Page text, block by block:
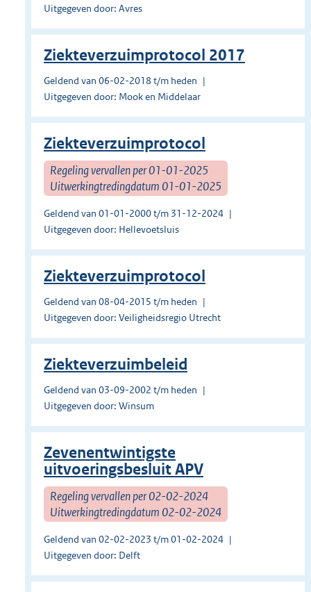
Uitgegeven door: Avres
Ziekteverzuimprotocol 2017
Geldend van 06-02-2018 t/m heden
Uitgegeven door: Mook en Middelaar
Ziekteverzuimprotocol
Regeling vervallen per 01-01-2025
Uitwerkingtredingdatum 01-01-2025
Geldend van 01-01-2000 t/m 31-12-2024
Uitgegeven door: Hellevoetsluis
Ziekteverzuimprotocol
Geldend van 08-04-2015 t/m heden
Uitgegeven door: Veiligheidsregio Utrecht
Ziekteverzuimbeleid
Geldend van 03-09-2002 t/m heden
Uitgegeven door: Winsum
Zevenentwintigste
uitvoeringsbesluit APV
Regeling vervallen per 02-02-2024
Uitwerkingtredingdatum 02-02-2024
Geldend van 02-02-2023 t/m 01-02-2024
Uitgegeven door: Delft